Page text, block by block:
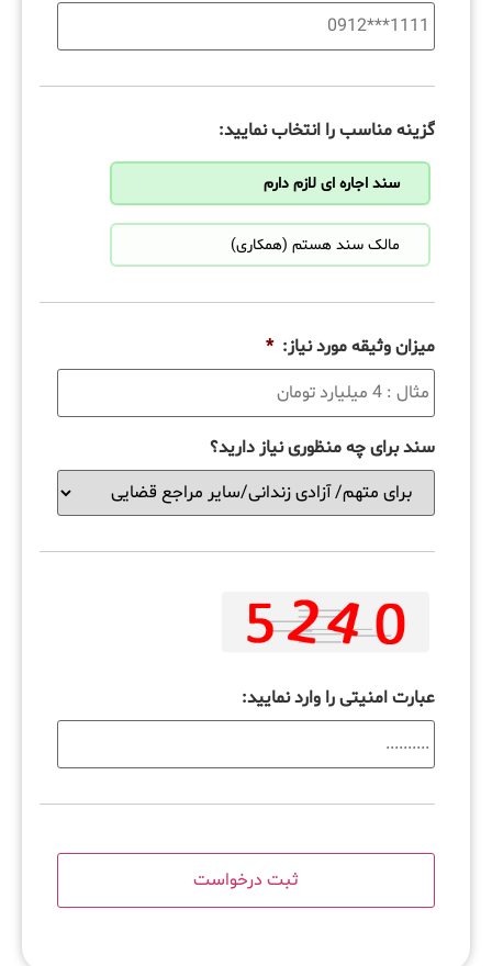
گزینه مناسب را انتخاب نمایید:
سند اجاره ای لازم دارم
مالک سند هستم (همکاری)
میزان وثیقه مورد نیاز: *
سند برای چه منظوری نیاز دارید؟
عبارت امنیتی را وارد نمایید: